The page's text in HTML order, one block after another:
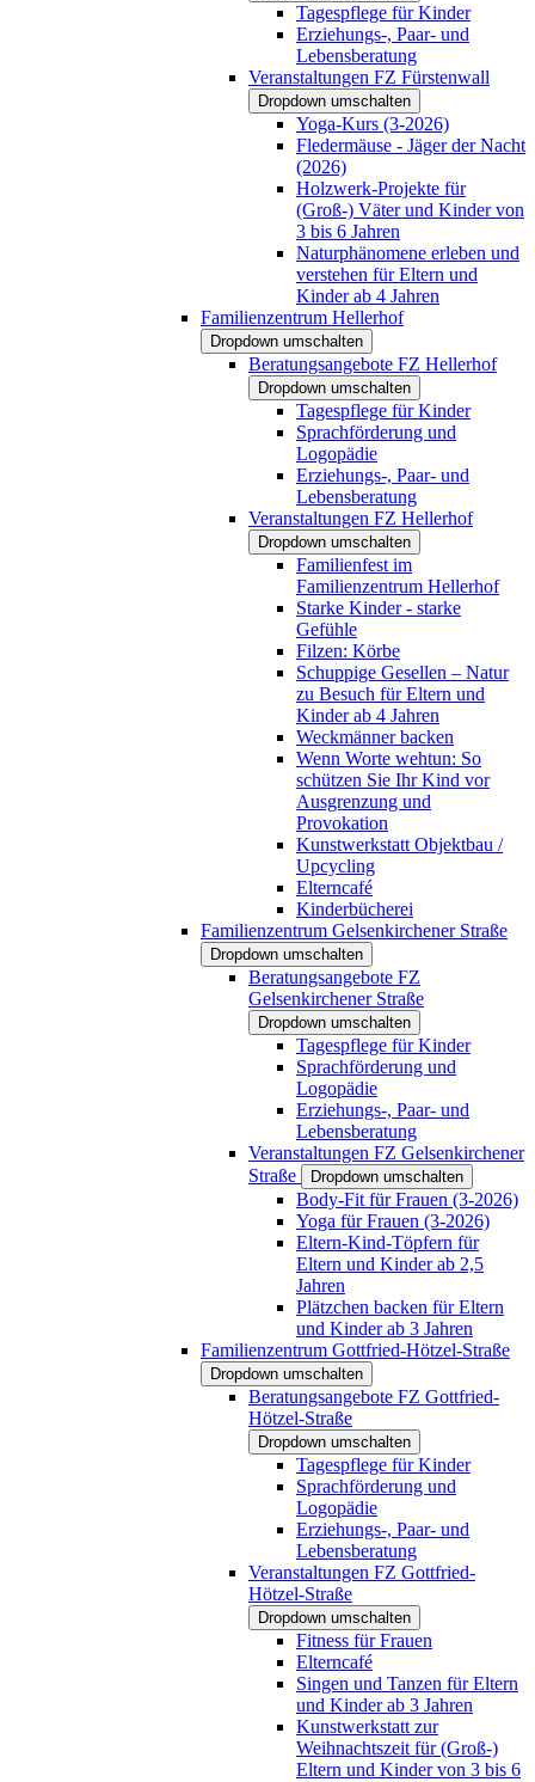
Tagespflege für Kinder
Erziehungs-, Paar- und
Lebensberatung
Veranstaltungen FZ Fürstenwall
Dropdown umschalten
Yoga-Kurs (3-2026)
Fledermäuse - Jäger der Nacht
(2026)
Holzwerk-Projekte für
(Groß-) Väter und Kinder von
3 bis 6 Jahren
Naturphänomene erleben und
verstehen für Eltern und
Kinder ab 4 Jahren
Familienzentrum Hellerhof
Dropdown umschalten
Beratungsangebote FZ Hellerhof
Dropdown umschalten
Tagespflege für Kinder
Sprachförderung und
Logopädie
Erziehungs-, Paar- und
Lebensberatung
Veranstaltungen FZ Hellerhof
Dropdown umschalten
Familienfest im
Familienzentrum Hellerhof
Starke Kinder - starke
Gefühle
Filzen: Körbe
Schuppige Gesellen – Natur
zu Besuch für Eltern und
Kinder ab 4 Jahren
Weckmänner backen
Wenn Worte wehtun: So
schützen Sie Ihr Kind vor
Ausgrenzung und
Provokation
Kunstwerkstatt Objektbau /
Upcycling
Elterncafé
Kinderbücherei
Familienzentrum Gelsenkirchener Straße
Dropdown umschalten
Beratungsangebote FZ
Gelsenkirchener Straße
Dropdown umschalten
Tagespflege für Kinder
Sprachförderung und
Logopädie
Erziehungs-, Paar- und
Lebensberatung
Veranstaltungen FZ Gelsenkirchener
Straße
Dropdown umschalten
Body-Fit für Frauen (3-2026)
Yoga für Frauen (3-2026)
Eltern-Kind-Töpfern für
Eltern und Kinder ab 2,5
Jahren
Plätzchen backen für Eltern
und Kinder ab 3 Jahren
Familienzentrum Gottfried-Hötzel-Straße
Dropdown umschalten
Beratungsangebote FZ Gottfried-
Hötzel-Straße
Dropdown umschalten
Tagespflege für Kinder
Sprachförderung und
Logopädie
Erziehungs-, Paar- und
Lebensberatung
Veranstaltungen FZ Gottfried-
Hötzel-Straße
Dropdown umschalten
Fitness für Frauen
Elterncafé
Singen und Tanzen für Eltern
und Kinder ab 3 Jahren
Kunstwerkstatt zur
Weihnachtszeit für (Groß-)
Eltern und Kinder von 3 bis 6